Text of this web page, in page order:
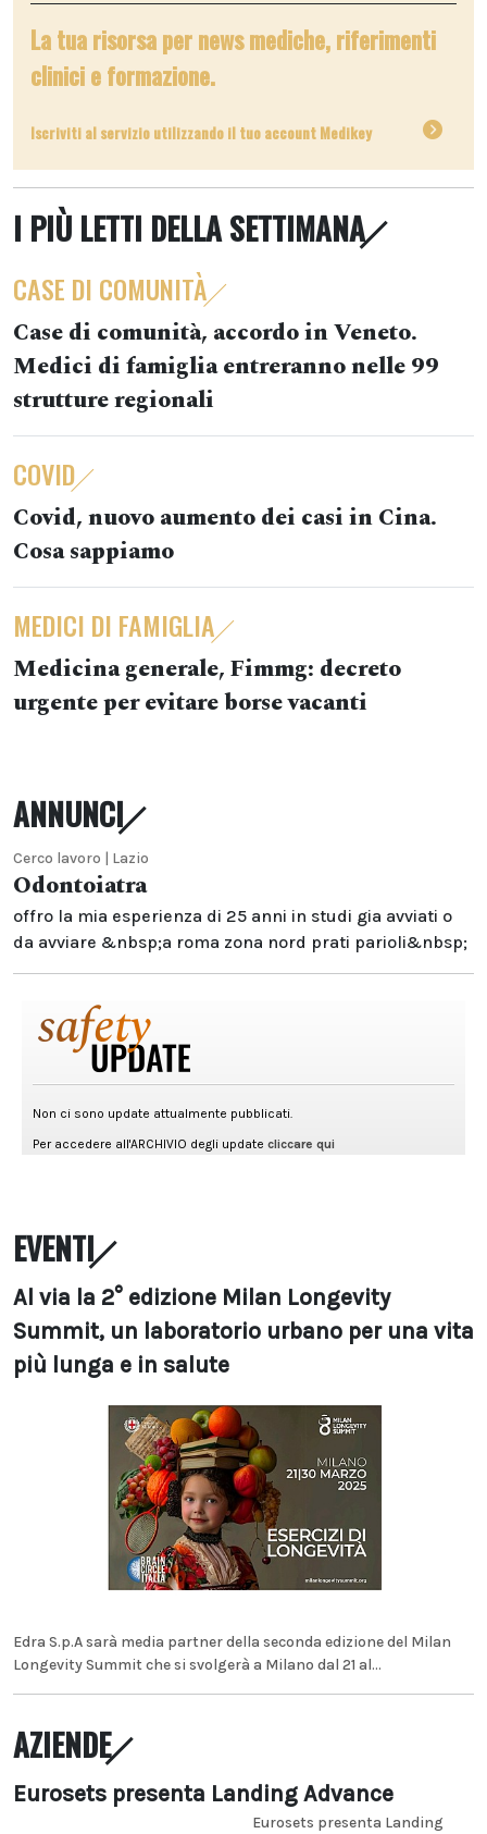
La tua risorsa per news mediche, riferimenti
clinici e formazione.
Iscriviti al servizio utilizzando il tuo account Medikey
I PIÙ LETTI DELLA SETTIMANA
CASE DI COMUNITÀ
Case di comunità, accordo in Veneto.
Medici di famiglia entreranno nelle 99
strutture regionali
COVID
Covid, nuovo aumento dei casi in Cina.
Cosa sappiamo
MEDICI DI FAMIGLIA
Medicina generale, Fimmg: decreto
urgente per evitare borse vacanti
ANNUNCI
Cerco lavoro | Lazio
Odontoiatra
offro la mia esperienza di 25 anni in studi gia avviati o
da avviare &nbsp;a roma zona nord prati parioli&nbsp;
EVENTI
Al via la 2° edizione Milan Longevity
Summit, un laboratorio urbano per una vita
più lunga e in salute
Edra S.p.A sarà media partner della seconda edizione del Milan
Longevity Summit che si svolgerà a Milano dal 21 al...
AZIENDE
Eurosets presenta Landing Advance
Eurosets presenta Landing